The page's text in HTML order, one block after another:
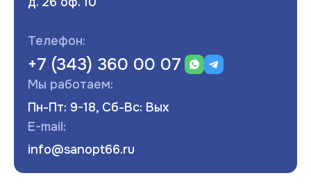
Телефон:
+7 (343) 360 00 07
Мы работаем:
Пн-Пт: 9-18, Сб-Вс: Вых
E-mail:
info@sanopt66.ru